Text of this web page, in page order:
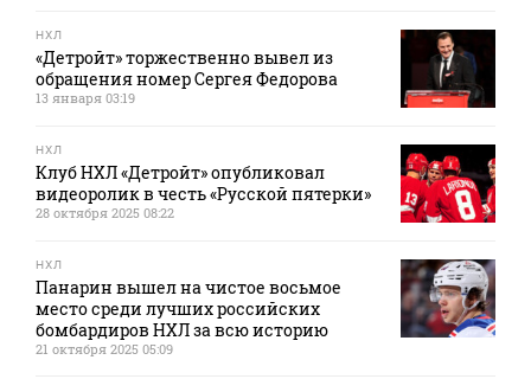
НХЛ
«Детройт» торжественно вывел из
обращения номер Сергея Федорова
13 января 03:19
НХЛ
Клуб НХЛ «Детройт» опубликовал
видеоролик в честь «Русской пятерки»
28 октября 2025 08:22
НХЛ
Панарин вышел на чистое восьмое
место среди лучших российских
бомбардиров НХЛ за всю историю
21 октября 2025 05:09